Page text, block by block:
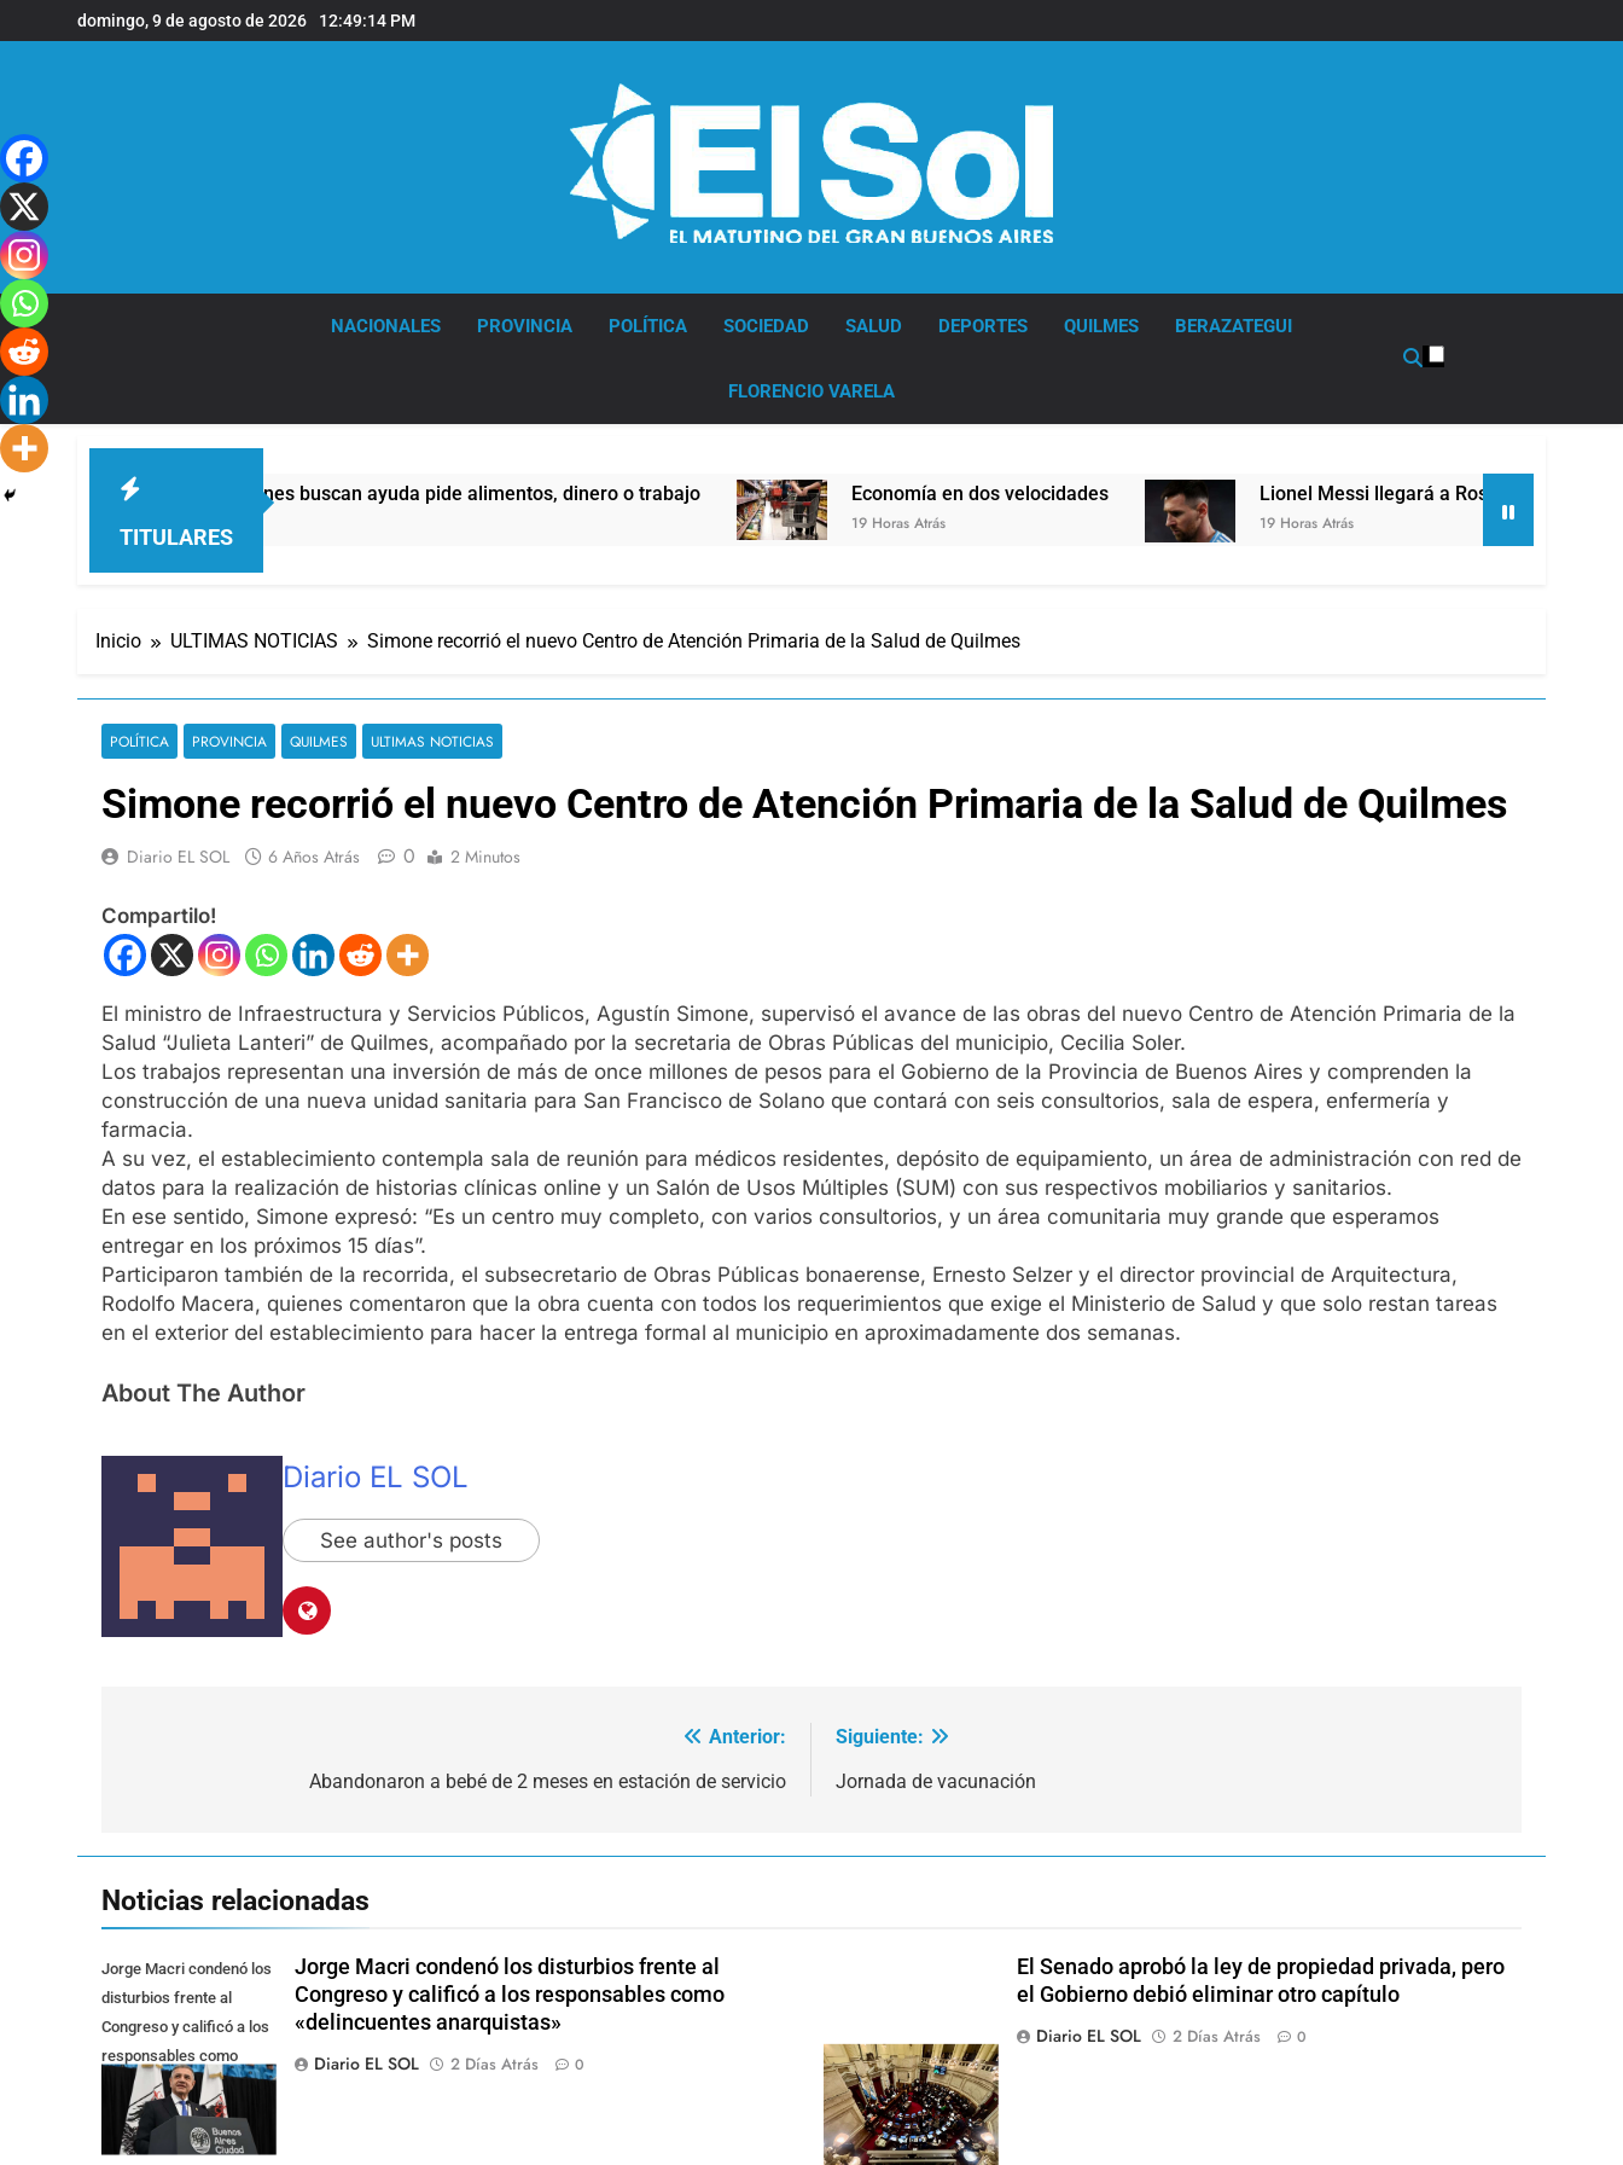
al
domingo, 9 de agosto de 2026 12:49:15 PM
NACIONALES PROVINCIA POLÍTICA SOCIEDAD SALUD DEPORTES QUILMES BERAZATEGUI
FLORENCIO VARELA
TITULARES
casi la mitad de quienes buscan ayuda pide alimentos, dinero o trabajo Economía en dos velocidades
19 Horas Atrás
Lionel Messi llegará a Rosario para despedir a
19 Horas Atrás
Inicio ULTIMAS NOTICIAS Simone recorrió el nuevo Centro de Atención Primaria de la Salud de Quilmes
POLÍTICA PROVINCIA QUILMES ULTIMAS NOTICIAS
Simone recorrió el nuevo Centro de Atención Primaria de la Salud de Quilmes
Diario EL SOL 6 Años Atrás 0 2 Minutos
Compartilo!
El ministro de Infraestructura y Servicios Públicos, Agustín Simone, supervisó el avance de las obras del nuevo Centro de Atención Primaria de la
Salud “Julieta Lanteri” de Quilmes, acompañado por la secretaria de Obras Públicas del municipio, Cecilia Soler.
Los trabajos representan una inversión de más de once millones de pesos para el Gobierno de la Provincia de Buenos Aires y comprenden la
construcción de una nueva unidad sanitaria para San Francisco de Solano que contará con seis consultorios, sala de espera, enfermería y
farmacia.
A su vez, el establecimiento contempla sala de reunión para médicos residentes, depósito de equipamiento, un área de administración con red de
datos para la realización de historias clínicas online y un Salón de Usos Múltiples (SUM) con sus respectivos mobiliarios y sanitarios.
En ese sentido, Simone expresó: “Es un centro muy completo, con varios consultorios, y un área comunitaria muy grande que esperamos
entregar en los próximos 15 días”.
Participaron también de la recorrida, el subsecretario de Obras Públicas bonaerense, Ernesto Selzer y el director provincial de Arquitectura,
Rodolfo Macera, quienes comentaron que la obra cuenta con todos los requerimientos que exige el Ministerio de Salud y que solo restan tareas
en el exterior del establecimiento para hacer la entrega formal al municipio en aproximadamente dos semanas.
About The Author
Diario EL SOL
See author's posts
Anterior:
Abandonaron a bebé de 2 meses en estación de servicio
Siguiente:
Jornada de vacunación
Noticias relacionadas
Jorge Macri condenó los
disturbios frente al
Congreso y calificó a los
responsables como
"delincuentes
anarquistas"
Jorge Macri condenó los disturbios frente al
Congreso y calificó a los responsables como
«delincuentes anarquistas»
Diario EL SOL
2 Días Atrás 0
El Senado aprobó la ley de propiedad privada, pero
el Gobierno debió eliminar otro capítulo
Diario EL SOL
2 Días Atrás 0